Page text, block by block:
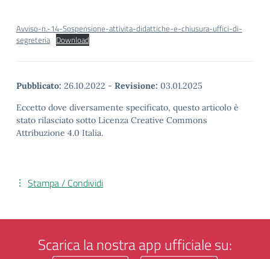
Avviso-n.-14-Sospensione-attivita-didattiche-e-chiusura-uffici-di-
segreteria Download
Pubblicato: 26.10.2022 - Revisione: 03.01.2025
Eccetto dove diversamente specificato, questo articolo è
stato rilasciato sotto Licenza Creative Commons
Attribuzione 4.0 Italia.
Stampa / Condividi
Scarica la nostra app ufficiale su: